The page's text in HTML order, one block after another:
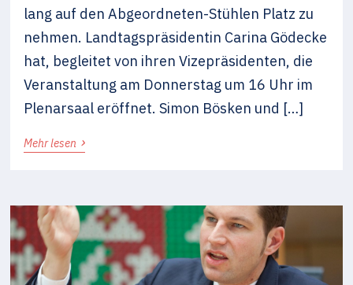
lang auf den Abgeordneten-Stühlen Platz zu
nehmen. Landtagspräsidentin Carina Gödecke
hat, begleitet von ihren Vizepräsidenten, die
Veranstaltung am Donnerstag um 16 Uhr im
Plenarsaal eröffnet. Simon Bösken und […]
Mehr lesen ›